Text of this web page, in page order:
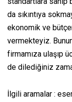
da sıkıntıya
ekonomik ve
vermekteyiz.
firmamıza ulaşıp
de dilediğiniz
İlgili aramalar :